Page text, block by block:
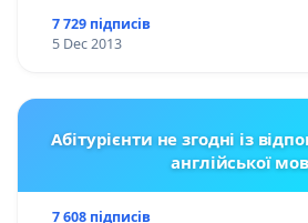
7 729 підписів
5 Dec 2013
Абітурієнти не згодні із
англійської
7 608 підписів